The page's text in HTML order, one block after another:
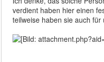
verdient haben hier einen
teilweise haben sie auch